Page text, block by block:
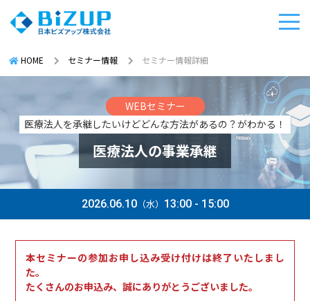
HOME セミナー情報 セミナー情報詳細
WEBセミナー
医療法人を承継したいけどどんな方法があるの？がわかる！
医療法人の事業承継
2026.06.10（水） 13:00 - 15:00
本セミナーの参加お申し込み受け付けは終了いたしまし
た。
たくさんのお申込み、誠にありがとうございました。